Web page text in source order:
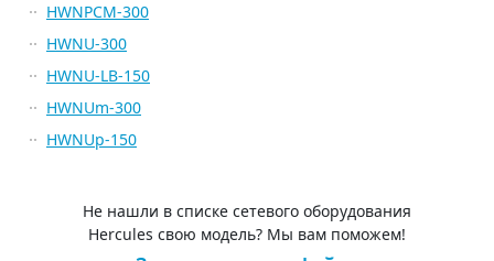
HWNPCM-300
HWNU-300
HWNU-LB-150
HWNUm-300
HWNUp-150
Не нашли в списке сетевого оборудования
Hercules свою модель? Мы вам поможем!